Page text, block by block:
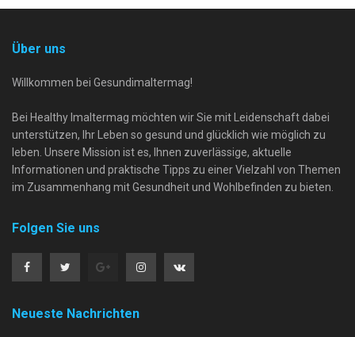
Über uns
Willkommen bei Gesundimaltermag!
Bei Healthy Imaltermag möchten wir Sie mit Leidenschaft dabei
unterstützen, Ihr Leben so gesund und glücklich wie möglich zu
leben. Unsere Mission ist es, Ihnen zuverlässige, aktuelle
Informationen und praktische Tipps zu einer Vielzahl von Themen
im Zusammenhang mit Gesundheit und Wohlbefinden zu bieten.
Folgen Sie uns
Neueste Nachrichten